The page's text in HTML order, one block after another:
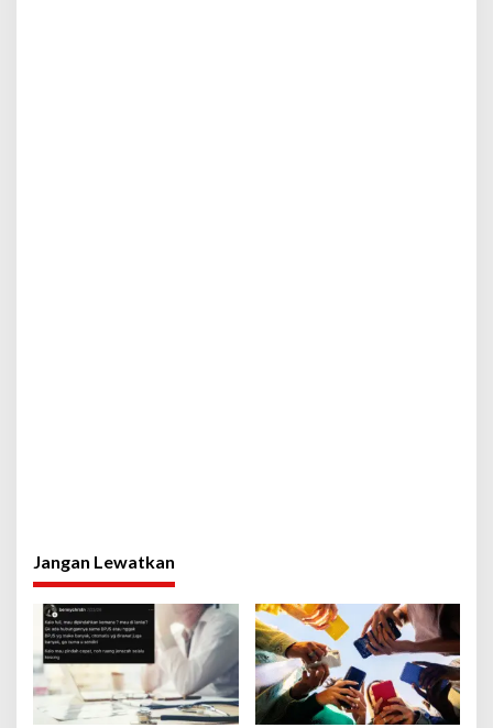
Jangan Lewatkan